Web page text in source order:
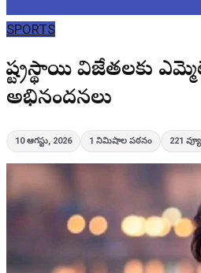
SPORTS
రాష్ట్రస్థాయి విజేతలకు
అభినందనలు
10 ఆగస్టు, 2026 1 నిమిషాల పఠనం 221